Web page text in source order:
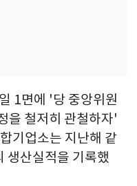
1면에 '당 중앙위원
을 철저히 관철하자'
기업소는 지난해 같
생산실적을 기록했